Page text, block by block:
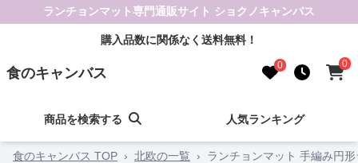
ランチョンマット専門通販サイト ショクノキャンバス
購入品数に関係なく送料無料！
食のキャンバス 0 0
商品を検索する 人気ランキング
食のキャンバス TOP › 北欧の一覧 › ランチョンマット 手編み円